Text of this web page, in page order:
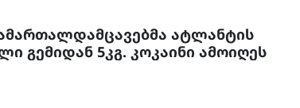
ატლანტის
გემიდან 5კგ. კოკაინი ამოიღეს